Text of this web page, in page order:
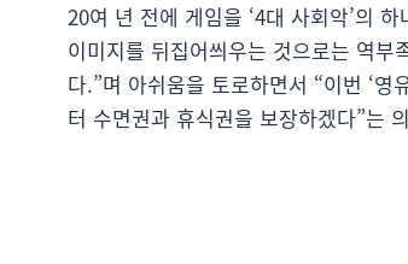
20여 년 전에 게임을 ‘4대 사회악’의
이미지를 뒤집어씌우는 것으로는 역
다.”며 아쉬움을 토로하면서 “이번 ‘
터 수면권과 휴식권을 보장하겠다”는